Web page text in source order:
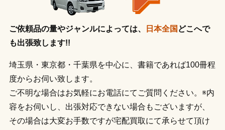
ご依頼品の量やジャンルによっては、 日本全国 どこへで
も出張致します!!
埼玉県・東京都・千葉県を中心に、書籍であれば100冊程
度からお伺い致します。
ご不明な場合はお気軽にお電話にてご質問ください。※内
容をお伺いし、出張対応できない場合もございますが、
その場合は大変お手数ですが宅配買取にて承らせて頂け